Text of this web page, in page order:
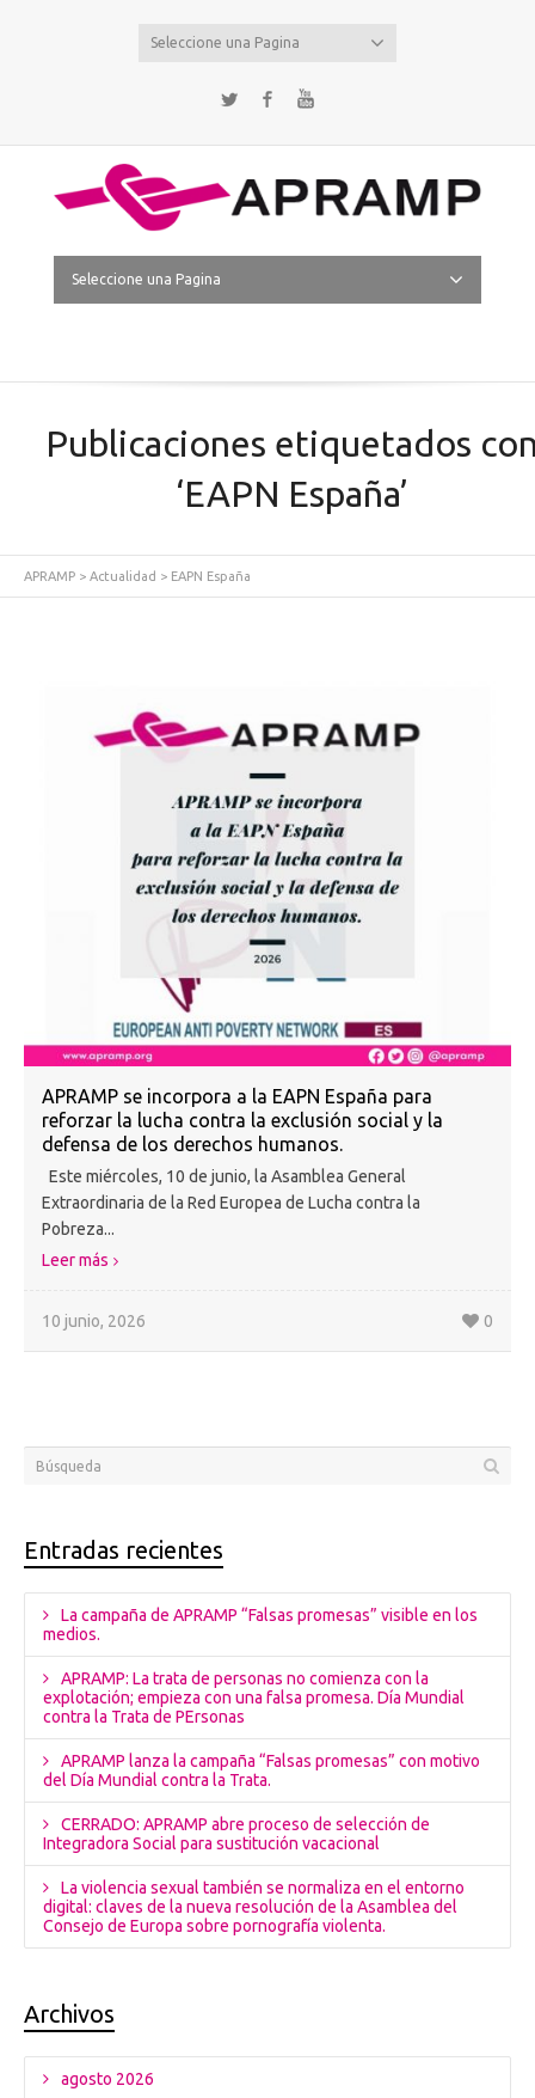
Seleccione una Pagina
Twitter Facebook
Seleccione una Pagina
Publicaciones etiquetados
‘EAPN España’
APRAMP > Actualidad > EAPN España
APRAMP se incorpora a la EAPN España para
reforzar la lucha contra la exclusión social y la
defensa de los derechos humanos.
Este miércoles, 10 de junio, la Asamblea General
Extraordinaria de la Red Europea de Lucha contra la
Pobreza...
Leer más
10 junio, 2026 0
Entradas recientes
La campaña de APRAMP “Falsas promesas” visible en los
medios.
APRAMP: La trata de personas no comienza con la
explotación; empieza con una falsa promesa. Día Mundial
contra la Trata de PErsonas
APRAMP lanza la campaña “Falsas promesas” con motivo
del Día Mundial contra la Trata.
CERRADO: APRAMP abre proceso de selección de
Integradora Social para sustitución vacacional
La violencia sexual también se normaliza en el entorno
digital: claves de la nueva resolución de la Asamblea del
Consejo de Europa sobre pornografía violenta.
Archivos
agosto 2026